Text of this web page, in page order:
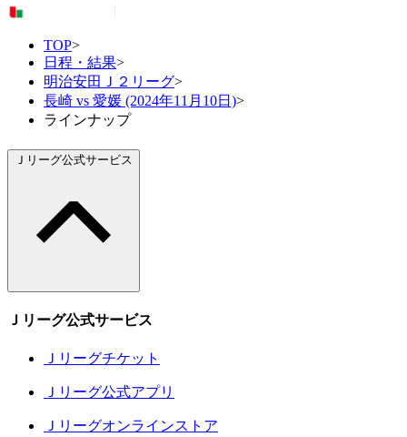
TOP>
日程・結果>
明治安田Ｊ２リーグ>
長崎 vs 愛媛 (2024年11月10日)>
ラインナップ
Ｊリーグ公式サービス
Ｊリーグ公式サービス
Ｊリーグチケット
Ｊリーグ公式アプリ
Ｊリーグオンラインストア